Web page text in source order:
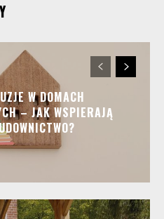
W DOMACH
– JAK WSPIERAJĄ